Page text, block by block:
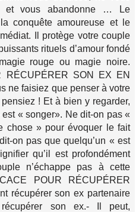
et vous abandonne … Le
conquête amoureuse et le
Il protège votre couple
rituels d’amour fondé
rouge ou magie noire.
RÉCUPÉRER SON EX EN
ne faisiez que penser à votre
! Et à bien y regarder,
« songer». Ne dit-on pas «
chose » pour évoquer le fait
on pas que quelqu’un « est
qu’il est profondément
n’échappe pas à cette
POUR RÉCUPÉRER
récupérer son ex partenaire
son ex.- Il peut,